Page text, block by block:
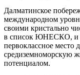
Далматинское
международном
своими кристально
в список ЮНЕСКО, и
первоклассное место
средиземноморскую
потенциалом.